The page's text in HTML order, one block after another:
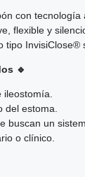
con tecnología
flexible y
tipo InvisiClose®
🔹
del estoma.
buscan un
o clínico.